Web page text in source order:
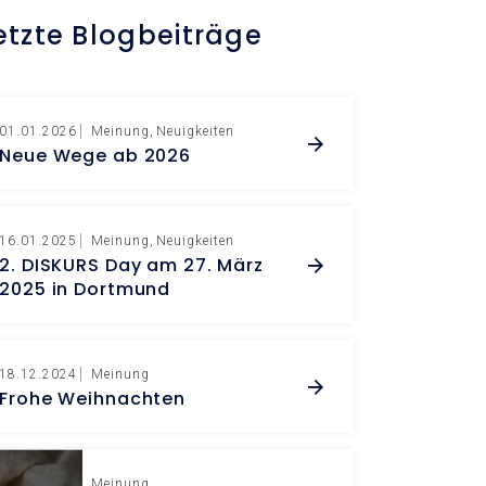
Blogbeiträge
01.01.2026 Meinung Neuigkeiten
Neue Wege ab 2026
16.01.2025 Meinung Neuigkeiten
2. DISKURS Day am 27. März
2025 in Dortmund
18.12.2024 Meinung
Frohe Weihnachten